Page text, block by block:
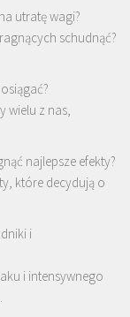
utratę wagi?
schudnąć?
wielu z nas,
najlepsze efekty?
które decydują o
i
i intensywnego